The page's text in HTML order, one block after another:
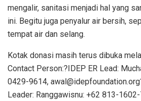
mengalir, sanitasi menjadi hal yang
ini. Begitu juga penyalur air bersih,
tempat air dan selang.
Kotak donasi masih terus dibuka
Contact Person:?IDEP ER Lead:
0429-9614,
Leader: Ranggawisnu: +62 813-